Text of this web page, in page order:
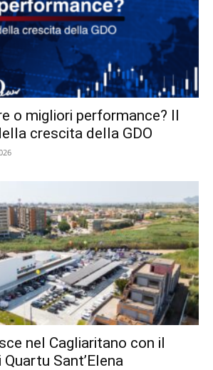
o migliori performance? Il
crescita della GDO
nel Cagliaritano con il
Sant’Elena